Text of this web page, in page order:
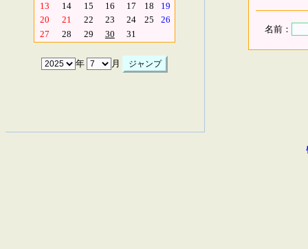
13
14 15 16 17 18
19
20
21 22 23 24 25
26
27
28 29 30 31
年 月
名前：